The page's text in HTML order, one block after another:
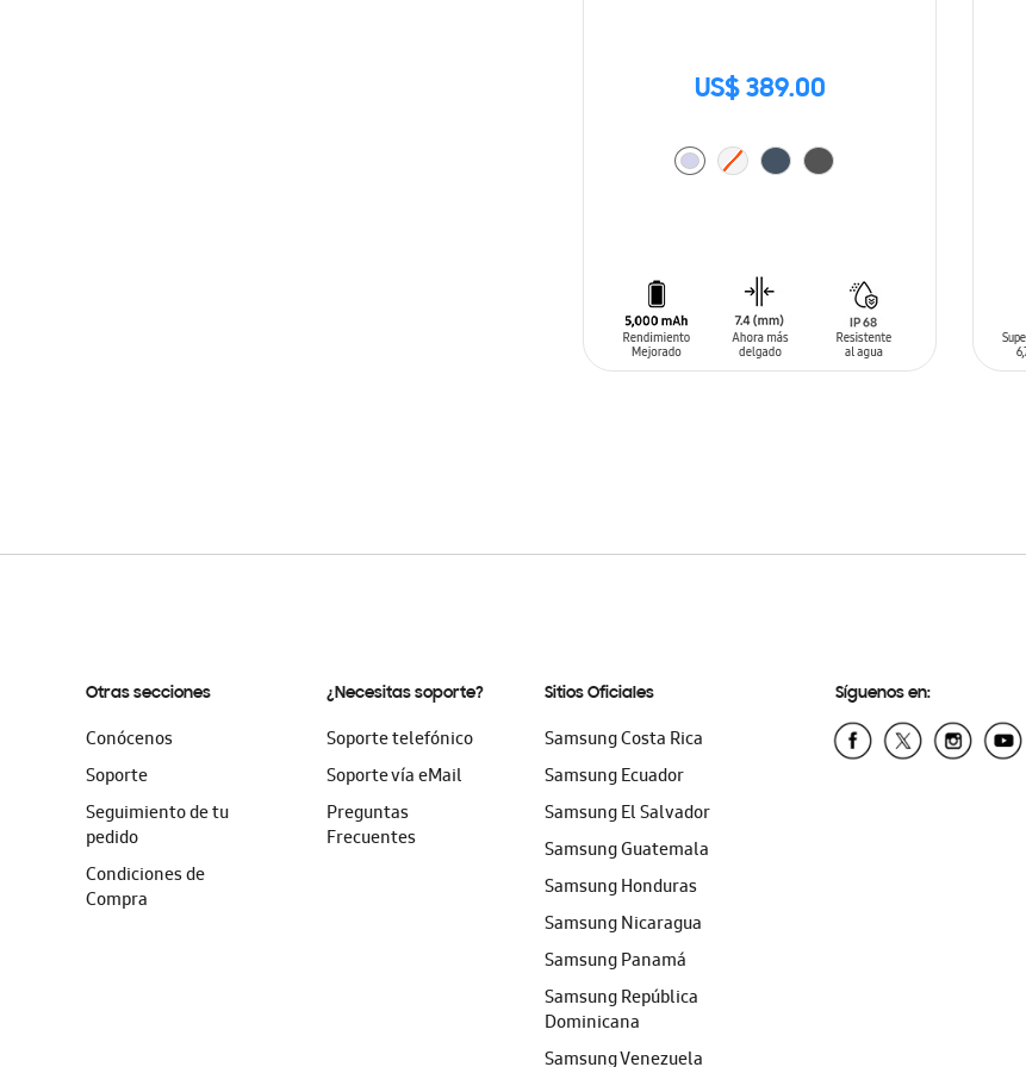
US$ 389.00
Otras secciones
Conócenos
Soporte
Seguimiento de tu
pedido
Condiciones de
Compra
¿Necesitas soporte?
Soporte telefónico
Soporte vía eMail
Preguntas
Frecuentes
Sitios Oficiales
Samsung Costa Rica
Samsung Ecuador
Samsung El Salvador
Samsung Guatemala
Samsung Honduras
Samsung Nicaragua
Samsung Panamá
Samsung República
Dominicana
Samsung Venezuela
Síguenos en: